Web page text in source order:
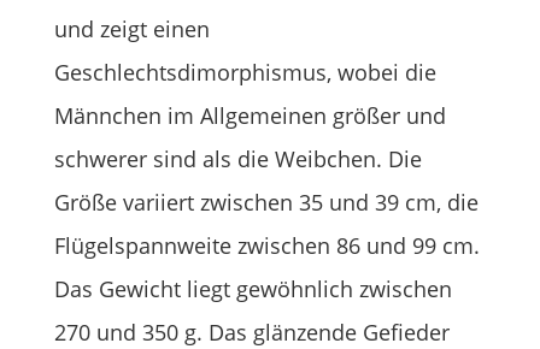
und zeigt einen
Geschlechtsdimorphismus, wobei die
Männchen im Allgemeinen größer und
schwerer sind als die Weibchen. Die
Größe variiert zwischen 35 und 39 cm, die
Flügelspannweite zwischen 86 und 99 cm.
Das Gewicht liegt gewöhnlich zwischen
270 und 350 g. Das glänzende Gefieder